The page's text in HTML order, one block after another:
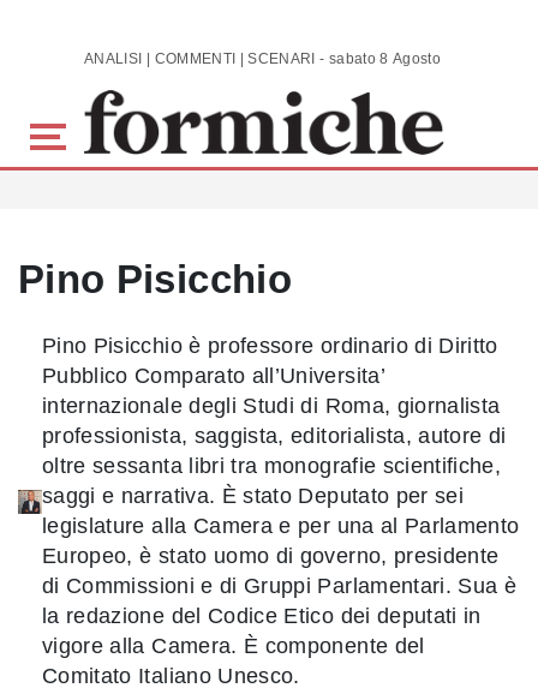
Skip to main content ANALISI | COMMENTI | SCENARI - sabato 8 Agosto 2026
Pino Pisicchio
Pino Pisicchio è professore ordinario di Diritto
Pubblico Comparato all’Universita’
internazionale degli Studi di Roma, giornalista
professionista, saggista, editorialista, autore di
oltre sessanta libri tra monografie scientifiche,
saggi e narrativa. È stato Deputato per sei
legislature alla Camera e per una al Parlamento
Europeo, è stato uomo di governo, presidente
di Commissioni e di Gruppi Parlamentari. Sua è
la redazione del Codice Etico dei deputati in
vigore alla Camera. È componente del
Comitato Italiano Unesco.